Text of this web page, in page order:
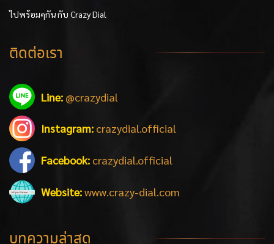
ไปพร้อมๆกัน กับ Crazy Dial
ติดต่อเรา
Line: @crazydial
Instagram: crazydial.official
Facebook: crazydial.official
Website:www.crazy-dial.com
บทความล่าสุด